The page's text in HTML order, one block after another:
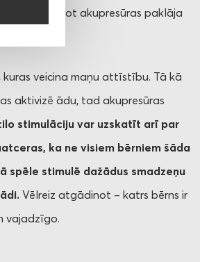
vērā uzsākot akupresūras paklāja
veicina maņu attīstību. Tā kā
aktivizē ādu, tad akupresūras
stimulāciju var uzskatīt arī par
ka ne visiem bērniem šāda
spēle stimulē dažādus smadzeņu
Vēlreiz atgādinot – katrs bērns ir
vajadzīgo.